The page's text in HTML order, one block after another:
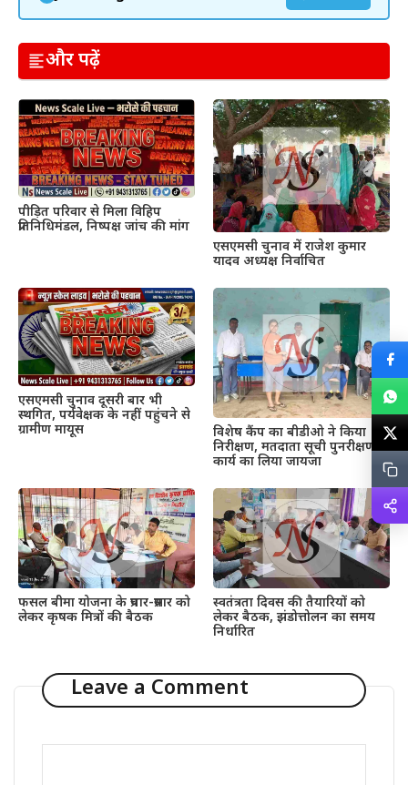
और पढ़ें
पीड़ित परिवार से मिला विहिप
प्रतिनिधिमंडल, निष्पक्ष जांच की मांग
एसएमसी चुनाव में राजेश कुमार
यादव अध्यक्ष निर्वाचित
एसएमसी चुनाव दूसरी बार भी
स्थगित, पर्यवेक्षक के नहीं पहुंचने से
ग्रामीण मायूस
विशेष कैंप का बीडीओ ने किया
निरीक्षण, मतदाता सूची पुनरीक्षण
कार्य का लिया जायजा
फसल बीमा योजना के प्रचार-प्रसार को
लेकर कृषक मित्रों की बैठक
स्वतंत्रता दिवस की तैयारियों को
लेकर बैठक, झंडोत्तोलन का समय
निर्धारित
Leave a Comment